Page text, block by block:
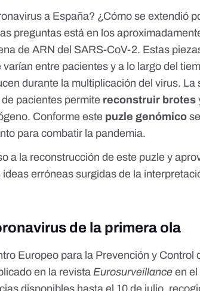
a España? ¿Cómo se extendió
preguntas está en los
de ARN del SARS-CoV-2. Estas
entre pacientes y a lo largo del
durante la multiplicación del virus. La
pacientes permite reconstruir brotes
Conforme este puzle genómico
para combatir la pandemia.
a la reconstrucción de este puzle y
erróneas surgidas de la
de la primera ola
Europeo para la Prevención y Control
en la revistaEurosurveillance en